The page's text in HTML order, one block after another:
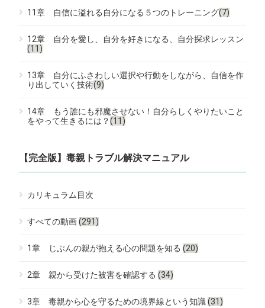
11章 自信に溢れる自分になる５つのトレーニング(7)
12章 自分を愛し、自分を好きになる、自分探求レッスン
(11)
13章 自分にふさわしい選択や行動をしながら、自信を作
り出していく技術(9)
14章 もう誰にも邪魔させない！自分らしくやりたいこと
をやって生きるには？(11)
【完全版】毒親トラブル解決マニュアル
カリキュラム目次
すべての動画(291)
1章 じぶんの親が抱える心の問題を知る(20)
2章 親から受けた被害を確認する(34)
3章 毒親から心を守るための境界線という知識(31)